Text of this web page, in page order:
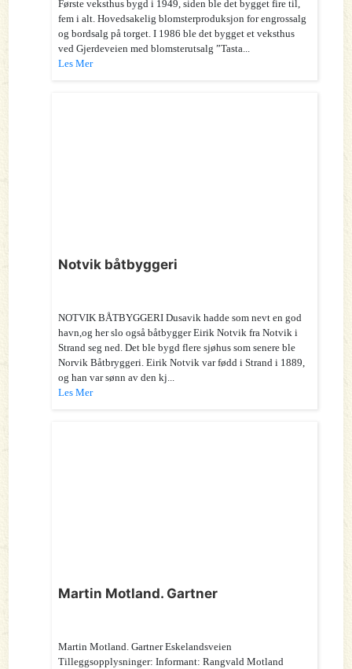
Første veksthus bygd i 1949, siden ble det bygget fire til,
fem i alt. Hovedsakelig blomsterproduksjon for engrossalg
og bordsalg på torget. I 1986 ble det bygget et veksthus
ved Gjerdeveien med blomsterutsalg ”Tasta...
Les Mer
Notvik båtbyggeri
NOTVIK BÅTBYGGERI Dusavik hadde som nevt en god
havn,og her slo også båtbygger Eirik Notvik fra Notvik i
Strand seg ned. Det ble bygd flere sjøhus som senere ble
Norvik Båtbryggeri. Eirik Notvik var fødd i Strand i 1889,
og han var sønn av den kj...
Les Mer
Martin Motland. Gartner
Martin Motland. Gartner Eskelandsveien
Tilleggsopplysninger: Informant: Rangvald Motland